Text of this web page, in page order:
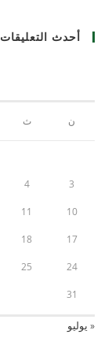
أحدث التعليقات
ن ث
3
4
10
11
17
18
24
25
31
« يوليو